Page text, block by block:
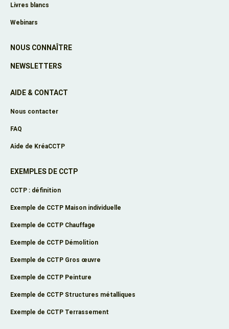
Livres blancs
Webinars
NOUS CONNAÎTRE
NEWSLETTERS
AIDE & CONTACT
Nous contacter
FAQ
Aide de KréaCCTP
EXEMPLES DE CCTP
CCTP : définition
Exemple de CCTP Maison individuelle
Exemple de CCTP Chauffage
Exemple de CCTP Démolition
Exemple de CCTP Gros œuvre
Exemple de CCTP Peinture
Exemple de CCTP Structures métalliques
Exemple de CCTP Terrassement